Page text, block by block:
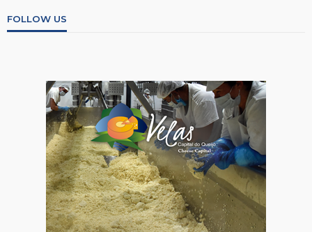
FOLLOW US